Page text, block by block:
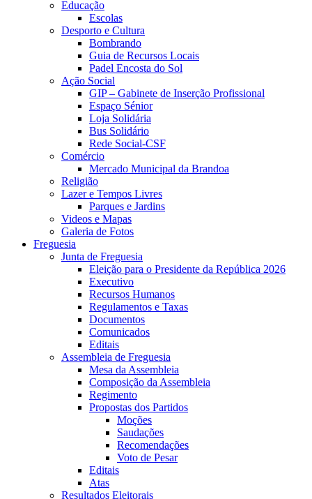
Educação
Escolas
Desporto e Cultura
Bombrando
Guia de Recursos Locais
Padel Encosta do Sol
Ação Social
GIP – Gabinete de Inserção Profissional
Espaço Sénior
Loja Solidária
Bus Solidário
Rede Social-CSF
Comércio
Mercado Municipal da Brandoa
Religião
Lazer e Tempos Livres
Parques e Jardins
Videos e Mapas
Galeria de Fotos
Freguesia
Junta de Freguesia
Eleição para o Presidente da República 2026
Executivo
Recursos Humanos
Regulamentos e Taxas
Documentos
Comunicados
Editais
Assembleia de Freguesia
Mesa da Assembleia
Composição da Assembleia
Regimento
Propostas dos Partidos
Moções
Saudações
Recomendações
Voto de Pesar
Editais
Atas
Resultados Eleitorais